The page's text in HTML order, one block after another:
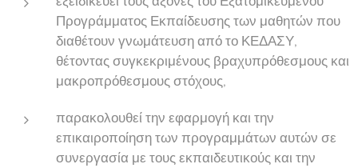
Προγράμματος Εκπαίδευσης των μαθητών που
διαθέτουν γνωμάτευση από το ΚΕΔΑΣΥ,
θέτοντας συγκεκριμένους βραχυπρόθεσμους και
μακροπρόθεσμους στόχους,
παρακολουθεί την εφαρμογή και την
επικαιροποίηση των προγραμμάτων αυτών σε
συνεργασία με τους εκπαιδευτικούς και την